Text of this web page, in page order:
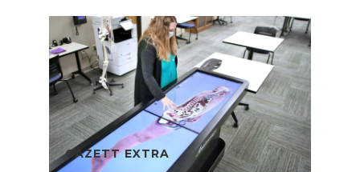
GAZETT EXTRA